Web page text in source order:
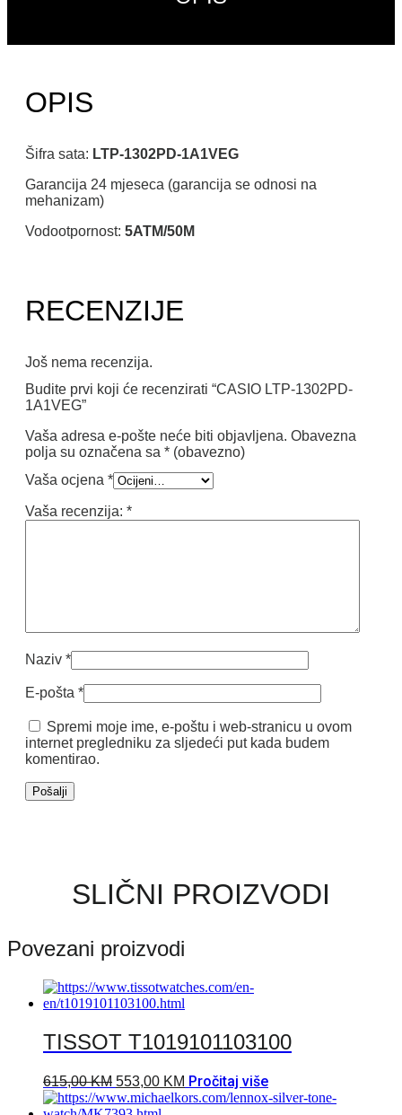
OPIS
Šifra sata: LTP-1302PD-1A1VEG
Garancija 24 mjeseca (garancija se odnosi na
mehanizam)
Vodootpornost: 5ATM/50M
RECENZIJE
Još nema recenzija.
Budite prvi koji će recenzirati “CASIO LTP-1302PD-
1A1VEG”
Vaša adresa e-pošte neće biti objavljena. Obavezna
polja su označena sa * (obavezno)
Vaša ocjena *
Vaša recenzija: *
Naziv *
E-pošta *
Spremi moje ime, e-poštu i web-stranicu u ovom
internet pregledniku za sljedeći put kada budem
komentirao.
SLIČNI PROIZVODI
Povezani proizvodi
TISSOT T1019101103100
615,00KM 553,00 KM Pročitaj više